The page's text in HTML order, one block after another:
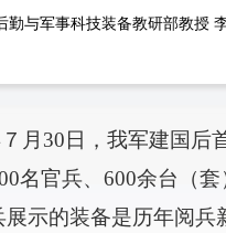
与军事科技装备教研部教授
月30日，我军建国后
名官兵、600余台（
示的装备是历年阅